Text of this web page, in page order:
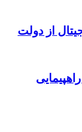
از دولت
مسیر راهپیمایی